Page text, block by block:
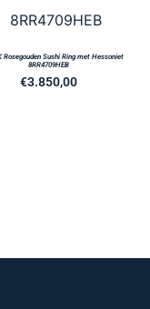
Rosegouden Sushi Ring met Hessoniet
8RR4709HEB
€3.850,00